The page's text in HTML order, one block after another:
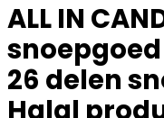
ALL IN
snoepgoed
26 delen
Halal